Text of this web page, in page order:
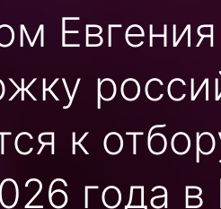
к
года